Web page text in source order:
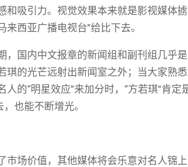
吸引力。视觉效果本来就是影视媒体
西亚广播电视台”给比下去。
，国内中文报章的新闻组和副刊组几乎
琪的光芒远射出新闻室之外；当大家熟
的“明星效应”来加分时，“方若琪”肯定
也能不断增光。
场价值，其他媒体将会乐意对名人锦上